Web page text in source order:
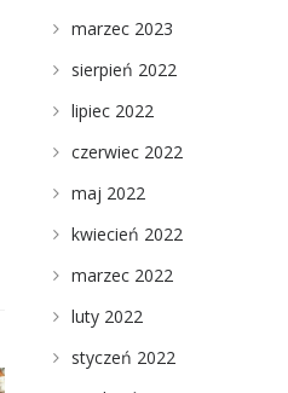
marzec 2023
sierpień 2022
lipiec 2022
czerwiec 2022
maj 2022
kwiecień 2022
marzec 2022
luty 2022
styczeń 2022